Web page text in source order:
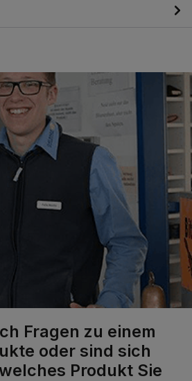
Fragen zu einem
oder sind sich
Produkt Sie